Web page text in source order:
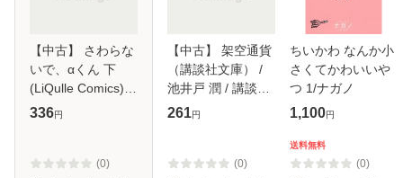
【中古】 さわらな
いで、αくん 下
(LiQulle Comics) /
上原あり / オーバ
料】
336円
(0)
【中古】 架空通貨
（講談社文庫） /
池井戸 潤 / 講談社
[文庫]【メール便送
261円
(0)
ちいかわ なんか小
さくてかわいいや
つ 1/ナガノ
1,100円
送料無料
(0)